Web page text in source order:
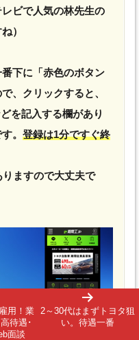
ビで人気の林先生の
）
下に「赤色のボタン
、クリックすると、
を記入する欄があり
。 登録は1分ですぐ終
ますので大丈夫で
用！業
待遇･
面談
2～30代はまずトヨタ狙
い。待遇一番